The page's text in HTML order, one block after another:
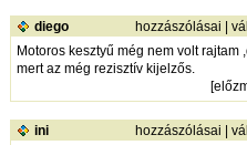
diego hozzászólásai |
Motoros kesztyű még nem volt rajtam
mert az még rezisztív kijelzős.
[
ini hozzászólásai |